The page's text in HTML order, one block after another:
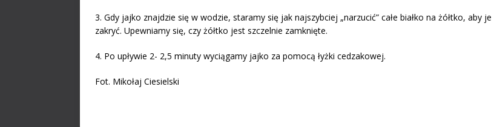
3. Gdy jajko znajdzie się w wodzie, staramy się jak najszybciej „narzucić” całe białko na żółtko, aby je
zakryć. Upewniamy się, czy żółtko jest szczelnie zamknięte.
4. Po upływie 2- 2,5 minuty wyciągamy jajko za pomocą łyżki cedzakowej.
Fot. Mikołaj Ciesielski